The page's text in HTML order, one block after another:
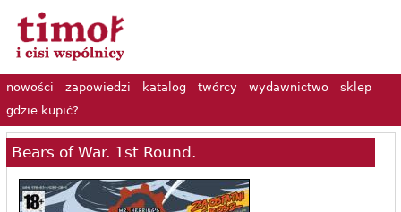
nowości zapowiedzi katalog twórcy wydawnictwo
sklep
gdzie kupić?
Bears of War. 1st Round.